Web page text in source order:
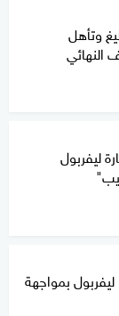
وتأهل
النهائي
ليفربول
ليفربول بمواجهة